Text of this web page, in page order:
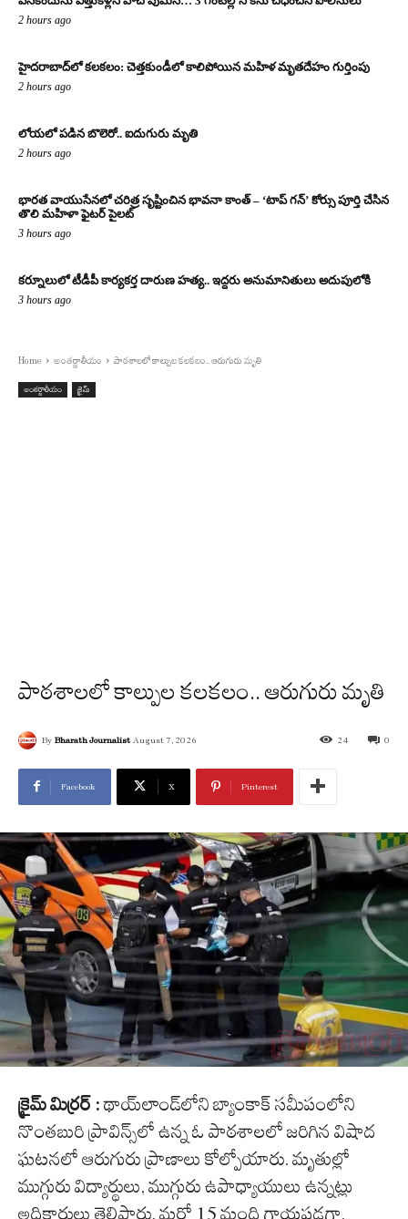
2 hours ago
హైదరాబాద్‌లో కలకలం: చెత్తకుండీలో కాలిపోయిన మహిళ మృతదేహం గుర్తింపు
2 hours ago
లోయలో పడిన బొలెరో.. ఐదుగురు మృతి
2 hours ago
భారత వాయుసేనలో చరిత్ర సృష్టించిన భావనా కాంత్ – ‘టాప్ గన్’ కోర్సు పూర్తి చేసిన
తొలి మహిళా ఫైటర్ పైలట్
3 hours ago
కర్నూలులో టీడీపీ కార్యకర్త దారుణ హత్య.. ఇద్దరు అనుమానితులు అదుపులోకి
3 hours ago